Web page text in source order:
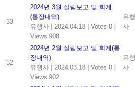
33
2024년 3월 살림보고 및 회계
(통장내역)
유행사
2024.04.18 Votes 0
Views 908
유행
사
32
2024년 2월 살림보고 및 회계(통
장내역)
유행사
2024.03.18 Votes 0
Views 902
유행
사